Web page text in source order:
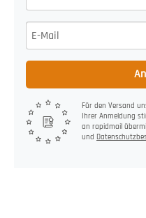
Für den Versand
Ihrer Anmeldung
an rapidmail
und